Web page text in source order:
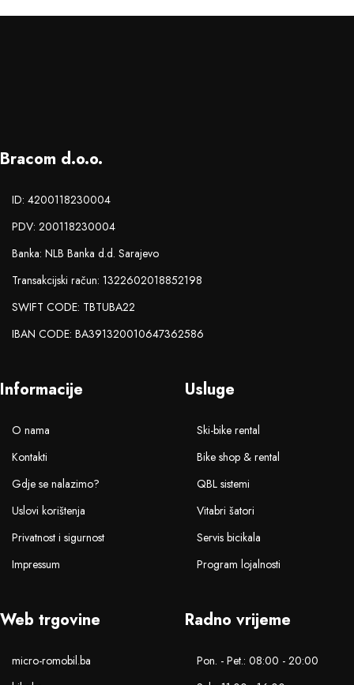
Bracom d.o.o.
ID: 4200118230004
PDV: 200118230004
Banka: NLB Banka d.d. Sarajevo
Transakcijski račun: 1322602018852198
SWIFT CODE: TBTUBA22
IBAN CODE: BA391320010647362586
Informacije
O nama
Kontakti
Gdje se nalazimo?
Uslovi korištenja
Privatnost i sigurnost
Impressum
Usluge
Ski-bike rental
Bike shop & rental
QBL sistemi
Vitabri šatori
Servis bicikala
Program lojalnosti
Web trgovine
micro-romobil.ba
Radno vrijeme
Pon. - Pet.: 08:00 - 20:00